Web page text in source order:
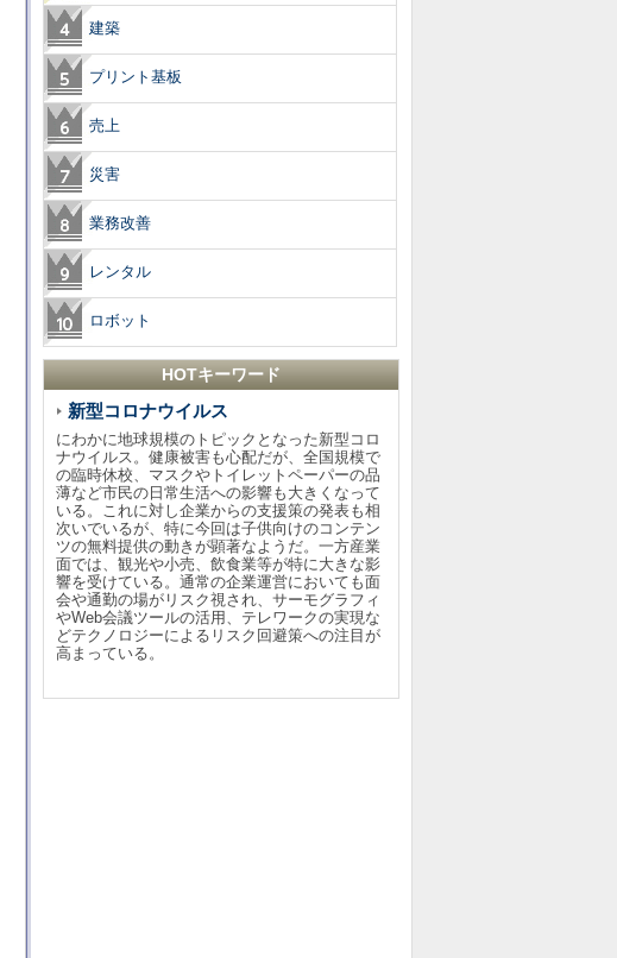
建築
プリント基板
売上
災害
業務改善
レンタル
ロボット
HOTキーワード
新型コロナウイルス
にわかに地球規模のトピックとなった新型コロ
ナウイルス。健康被害も心配だが、全国規模で
の臨時休校、マスクやトイレットペーパーの品
薄など市民の日常生活への影響も大きくなって
いる。これに対し企業からの支援策の発表も相
次いでいるが、特に今回は子供向けのコンテン
ツの無料提供の動きが顕著なようだ。一方産業
面では、観光や小売、飲食業等が特に大きな影
響を受けている。通常の企業運営においても面
会や通勤の場がリスク視され、サーモグラフィ
やWeb会議ツールの活用、テレワークの実現な
どテクノロジーによるリスク回避策への注目が
高まっている。